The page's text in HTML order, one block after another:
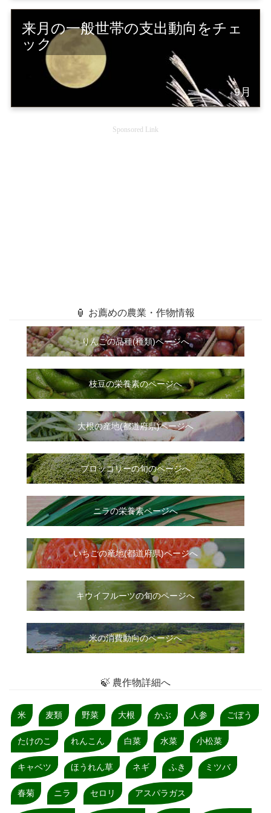
来月の一般世帯の支出動向をチェ
ック
9月
Sponsored Link
🏮 お薦めの農業・作物情報
りんごの品種(種類)ページへ
枝豆の栄養素のページへ
大根の産地(都道府県)ページへ
ブロッコリーの旬のページへ
ニラの栄養素ページへ
いちごの産地(都道府県)ページへ
キウイフルーツの旬のページへ
米の消費動向のページへ
🍃 農作物詳細へ
米 麦類 野菜 大根 かぶ 人参 ごぼう
たけのこ れんこん 白菜 水菜 小松菜
キャベツ ほうれん草 ネギ ふき ミツバ
春菊 ニラ セロリ アスパラガス